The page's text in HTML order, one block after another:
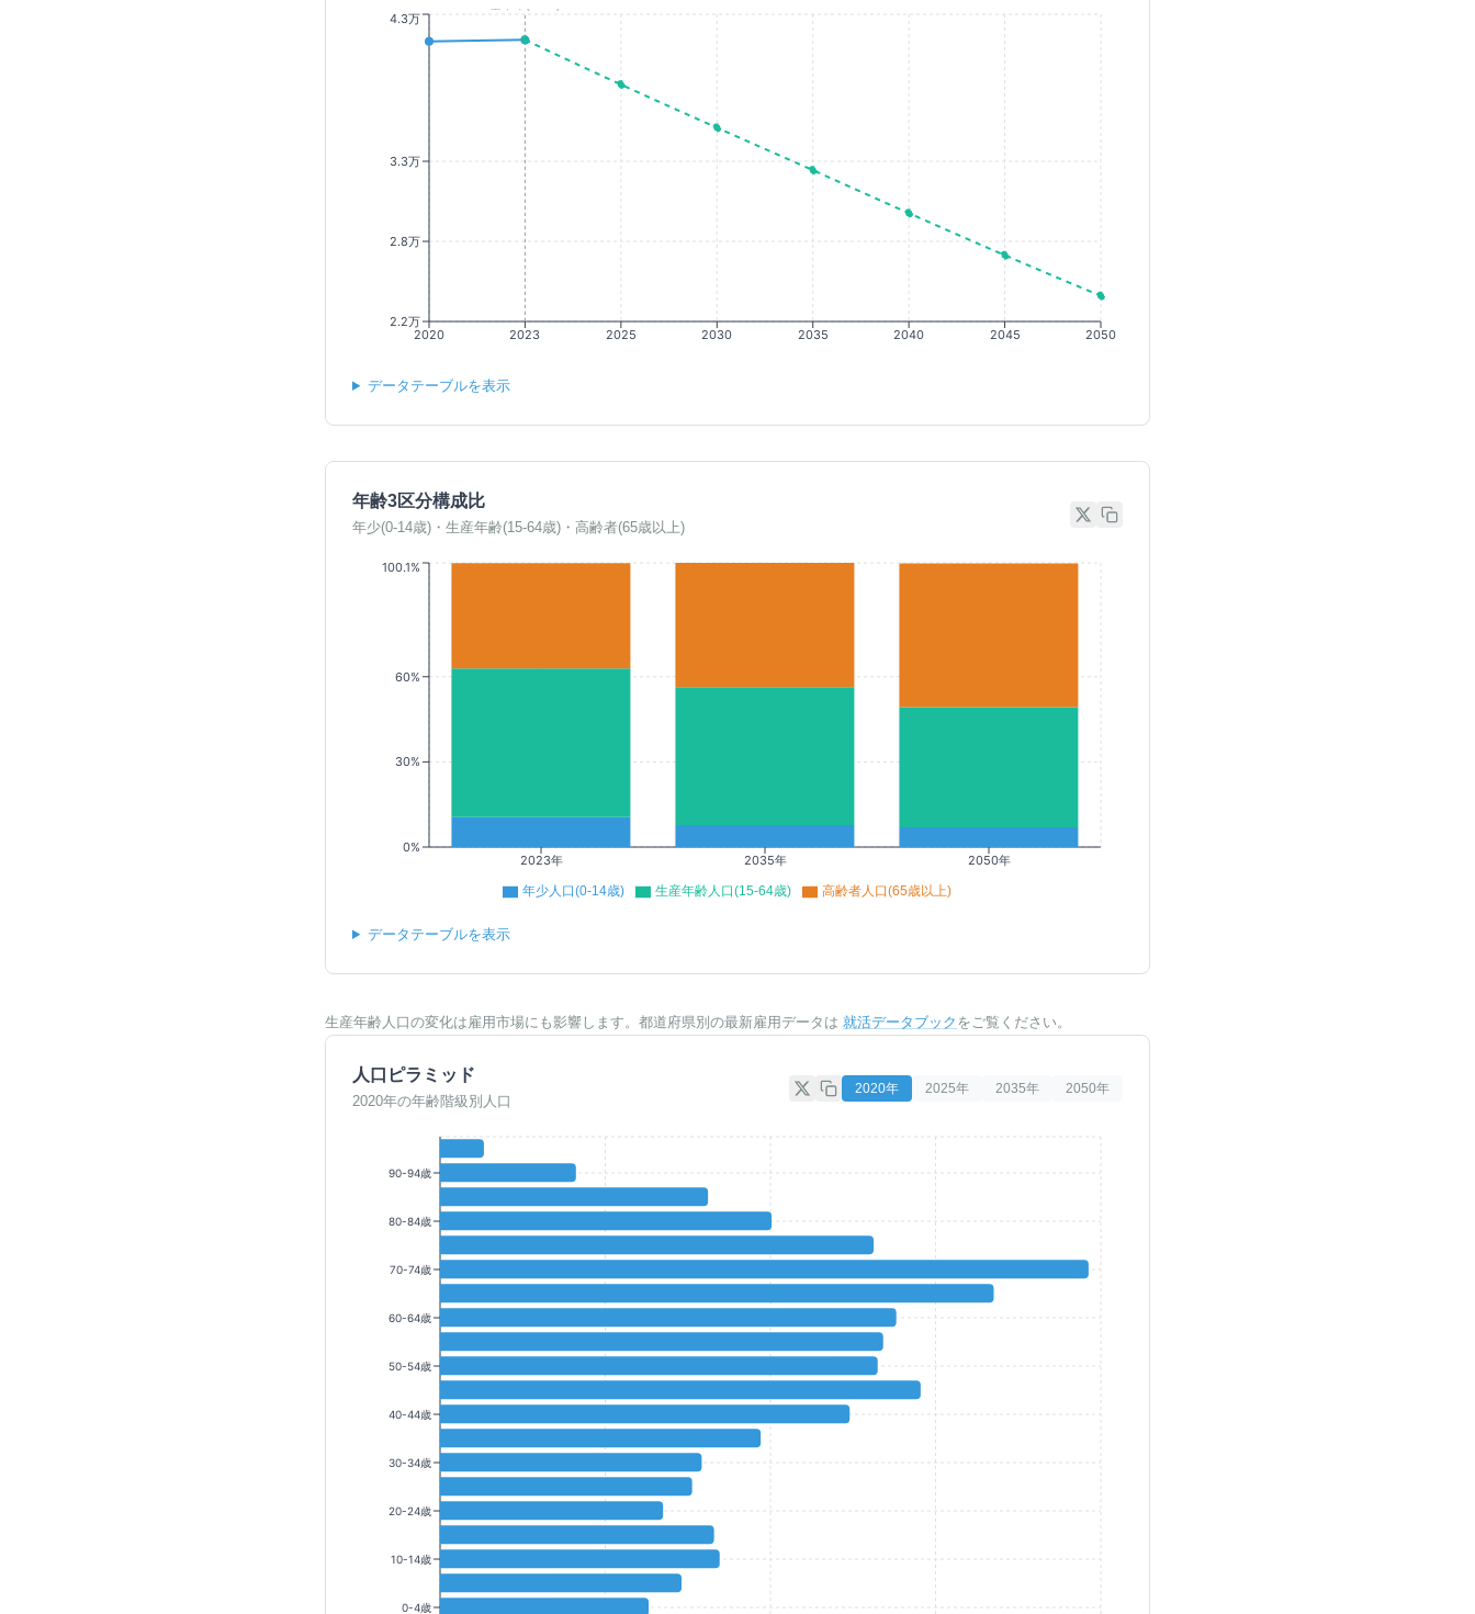
2020 2023 2025 2030 2035 2040 2045 2050
2.2万
2.8万
3.3万
4.3万
データテーブルを表示
年齢3区分構成比
年少(0-14歳)・生産年齢(15-64歳)・高齢者(65歳以上)
2023年 2035年 2050年
0%
30%
60%
100.1%
年少人口(0-14歳) 生産年齢人口(15-64歳) 高齢者人口(65歳以上)
データテーブルを表示
生産年齢人口の変化は雇用市場にも影響します。都道府県別の最新雇用データは 就活データブック をご覧ください。
人口ピラミッド
2020年の年齢階級別人口
2020年 2025年 2035年 2050年
90-94歳
80-84歳
70-74歳
60-64歳
50-54歳
40-44歳
30-34歳
20-24歳
10-14歳
0-4歳